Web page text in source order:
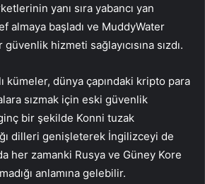
yanı sıra yabancı yan
almaya başladı ve MuddyWater
hizmeti sağlayıcısına sızdı.
kümeler, dünya çapındaki kripto para
sızmak için eski güvenlik
bir şekilde Konni tuzak
dilleri genişleterek İngilizceyi de
her zamanki Rusya ve Güney Kore
anlamına gelebilir.